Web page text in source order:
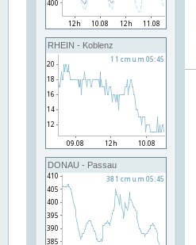
RHEIN - Koblenz
DONAU - Passau